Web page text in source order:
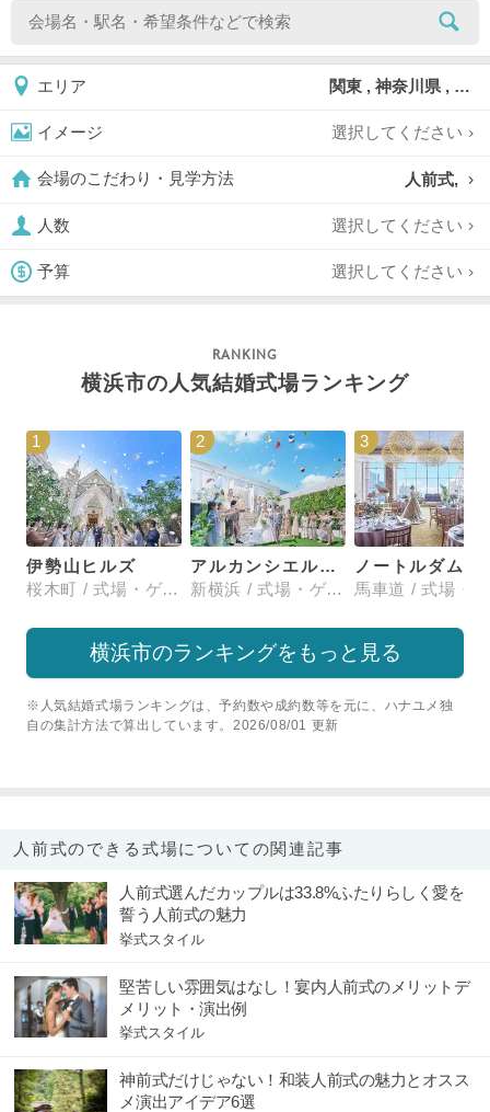
エリア 関東 , 神奈川県 , 横浜市 , 横浜市港北区
イメージ 選択してください
会場のこだわり・見学方法 人前式,
人数 選択してください
予算 選択してください
横浜市の人気結婚式場ランキング
1
伊勢山ヒルズ
桜木町 / 式場・ゲストハウス
2
アルカンシエル横浜 luxemariage
新横浜 / 式場・ゲストハウス
3
横浜市のランキングをもっと見る
※人気結婚式場ランキングは、予約数や成約数等を元に、ハナユメ独
自の集計方法で算出しています。2026/08/01 更新
人前式のできる式場についての関連記事
人前式選んだカップルは33.8%ふたりらしく愛を
誓う人前式の魅力
挙式スタイル
堅苦しい雰囲気はなし！宴内人前式のメリットデ
メリット・演出例
挙式スタイル
神前式だけじゃない！和装人前式の魅力とオスス
メ演出アイデア6選